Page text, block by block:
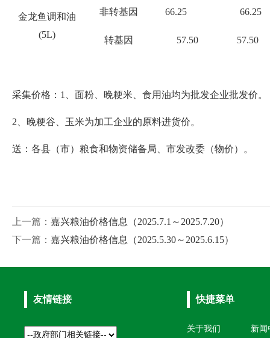
金龙鱼调和油
(5L)
非转基因 66.25 66.25
转基因 57.50 57.50
采集价格：1、面粉、晚粳米、食用油均为批发企业批发价。
2、晚粳谷、玉米为加工企业的原料进货价。
送：各县（市）粮食和物资储备局、市发改委（物价） 。
上一篇： 嘉兴粮油价格信息（2025.7.1～2025.7.20）
下一篇： 嘉兴粮油价格信息（2025.5.30～2025.6.15）
友情链接 快捷菜单
关于我们
新闻